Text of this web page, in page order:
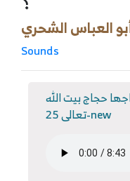
العباس الشحري
Sounds
حجاج بيت الله
تعالى 25-new